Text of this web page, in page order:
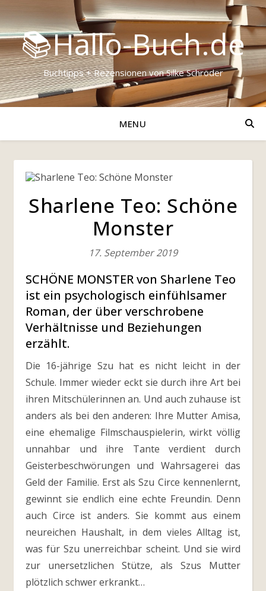
📚Hallo-Buch.de
Buchtipps + Rezensionen von Silke Schröder
MENU
Sharlene Teo: Schöne
Monster
17. September 2019
SCHÖNE MONSTER von Sharlene Teo
ist ein psychologisch einfühlsamer
Roman, der über verschrobene
Verhältnisse und Beziehungen
erzählt.
Die 16-jährige Szu hat es nicht leicht in der
Schule. Immer wieder eckt sie durch ihre Art bei
ihren Mitschülerinnen an. Und auch zuhause ist
anders als bei den anderen: Ihre Mutter Amisa,
eine ehemalige Filmschauspielerin, wirkt völlig
unnahbar und ihre Tante verdient durch
Geisterbeschwörungen und Wahrsagerei das
Geld der Familie. Erst als Szu Circe kennenlernt,
gewinnt sie endlich eine echte Freundin. Denn
auch Circe ist anders. Sie kommt aus einem
neureichen Haushalt, in dem vieles Alltag ist,
was für Szu unerreichbar scheint. Und sie wird
zur unersetzlichen Stütze, als Szus Mutter
plötzlich schwer erkrankt…